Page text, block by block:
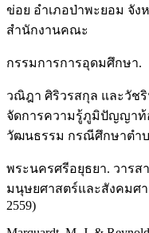
ข่อย อำเภอป่าพะยอม จัง
สำนักงานคณะ
กรรมการการอุดมศึกษา.
วณิฎา ศิริวรสกุล และวัช
จัดการความรู้ภูมิปัญญาท้
วัฒนธรรม กรณีศึกษาตำบ
พระนครศรีอยุธยา. วาร
มนุษยศาสตร์และสังคมศ
2559)